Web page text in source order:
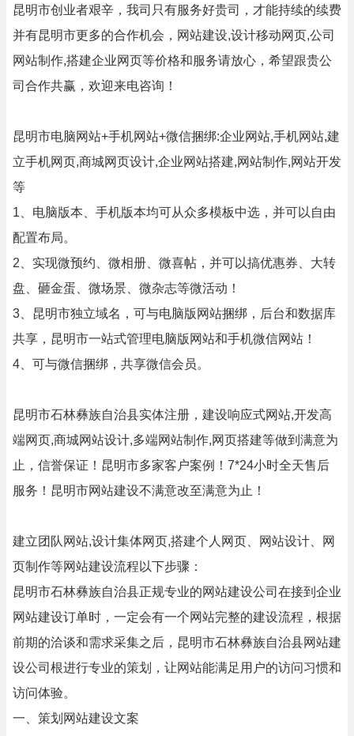
昆明市创业者艰辛，我司只有服务好贵司，才能持续的续费
并有昆明市更多的合作机会，网站建设,设计移动网页,公司
网站制作,搭建企业网页等价格和服务请放心，希望跟贵公
司合作共赢，欢迎来电咨询！
昆明市电脑网站+手机网站+微信捆绑:企业网站,手机网站,建
立手机网页,商城网页设计,企业网站搭建,网站制作,网站开发
等
1、电脑版本、手机版本均可从众多模板中选，并可以自由
配置布局。
2、实现微预约、微相册、微喜帖，并可以搞优惠券、大转
盘、砸金蛋、微场景、微杂志等微活动！
3、昆明市独立域名，可与电脑版网站捆绑，后台和数据库
共享，昆明市一站式管理电脑版网站和手机微信网站！
4、可与微信捆绑，共享微信会员。
昆明市石林彝族自治县实体注册，建设响应式网站,开发高
端网页,商城网站设计,多端网站制作,网页搭建等做到满意为
止，信誉保证！昆明市多家客户案例！7*24小时全天售后
服务！昆明市网站建设不满意改至满意为止！
建立团队网站,设计集体网页,搭建个人网页、网站设计、网
页制作等网站建设流程以下步骤：
昆明市石林彝族自治县正规专业的网站建设公司在接到企业
网站建设订单时，一定会有一个网站完整的建设流程，根据
前期的洽谈和需求采集之后，昆明市石林彝族自治县网站建
设公司根进行专业的策划，让网站能满足用户的访问习惯和
访问体验。
一、策划网站建设文案